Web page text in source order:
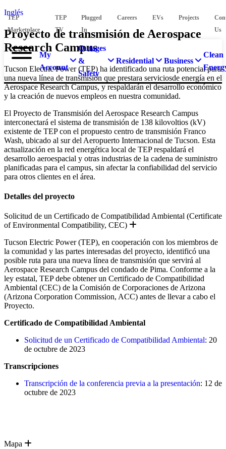
TEP
Marketplace
TEP
TV
Plugged
In
Careers EVs Projects
Us
My
Account
Outages
&
Safety
Residential Business
Clean
Inglés
Proyecto de transmisión de Aerospace
Research Campus
Tucson Electric Power (TEP) ha identificado una ruta potencial para
una nueva línea de transmisión que prestara serviciosde energía en el
Aerospace Research Campus, y respaldarán el desarrollo económico
y la creación de nuevos empleos en nuestra comunidad.
El Proyecto de Transmisión del Aerospace Research Campus
interconectará el sistema de transmisión de 138 kilovoltios (kV)
existente de TEP con el propuesto centro de transmisión Franco
Wash, ubicado al sur del Aeropuerto Internacional de Tucson. Esta
actualización en la red energética local de TEP respaldará el
desarrollo aeroespacial y otras industrias de la cadena de suministro
planificadas para el campus, sin afectar la confiabilidad del servicio
para otros clientes en el área.
Detalles del proyecto
Solicitud de un Certificado de Compatibilidad Ambiental (Certificate
of Environmental Compatibility, CEC)
Tucson Electric Power (TEP), en cooperación con los miembros de
la comunidad y las partes interesadas del proyecto, identificó una
posible ruta para una nueva línea de transmisión que servirá al
Aerospace Research Campus del condado de Pima. Conforme a la
ley estatal, TEP debe obtener un Certificado de Compatibilidad
Ambiental (CEC) de la Comisión de Corporaciones de Arizona
(Arizona Corporation Commission, ACC) antes de llevar a cabo el
Proyecto.
Certificado de Compatibilidad Ambiental
Solicitud de un Certificado de Compatibilidad Ambiental: 20
de octubre de 2023
Transcripciones
Transcripción de la conferencia previa a la presentación: 12 de
octubre de 2023
Mapa